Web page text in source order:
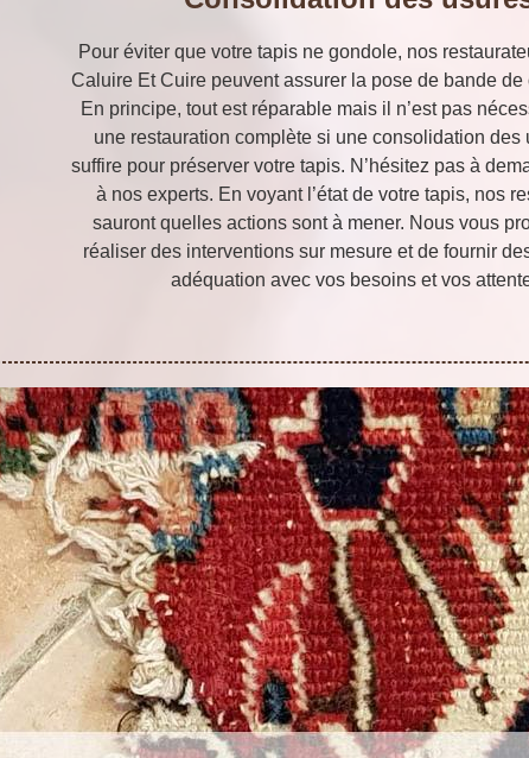
Pour éviter que votre tapis ne gondole, nos
Caluire Et Cuire peuvent assurer la pose de bande de
En principe, tout est réparable mais il n’est pas
une restauration complète si une consolidation des
suffire pour préserver votre tapis. N’hésitez pas à
à nos experts. En voyant l’état de votre tapis, nos
sauront quelles actions sont à mener. Nous vous
réaliser des interventions sur mesure et de fournir
adéquation avec vos besoins et vos